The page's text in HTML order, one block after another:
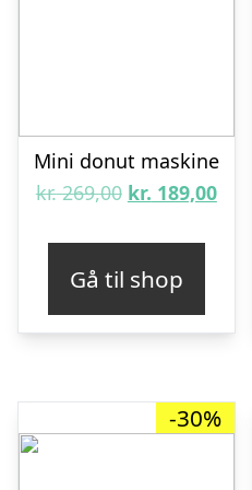
Mini donut maskine
kr.269,00 Den
var:
kr. 269,00.
kr. 189,00Den
kr.
Gå til shop
-30%